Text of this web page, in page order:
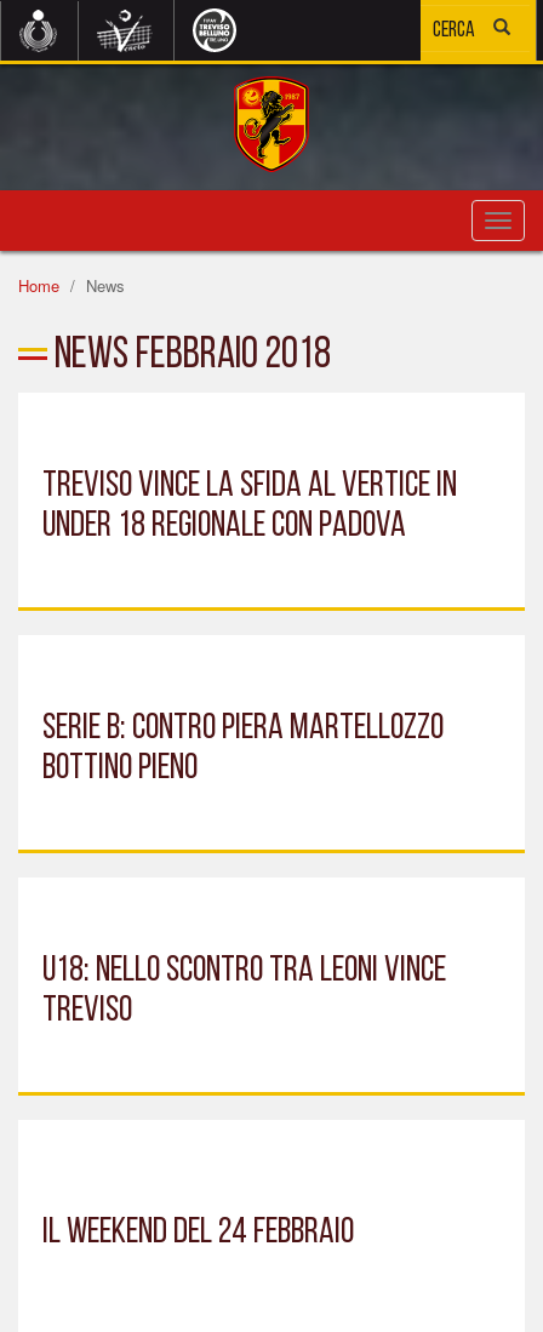
Home
News
News Febbraio 2018
TREVISO VINCE LA SFIDA AL VERTICE IN
UNDER 18 REGIONALE CON PADOVA
SERIE B: CONTRO PIERA MARTELLOZZO
BOTTINO PIENO
U18: NELLO SCONTRO TRA LEONI VINCE
TREVISO
IL WEEKEND DEL 24 FEBBRAIO